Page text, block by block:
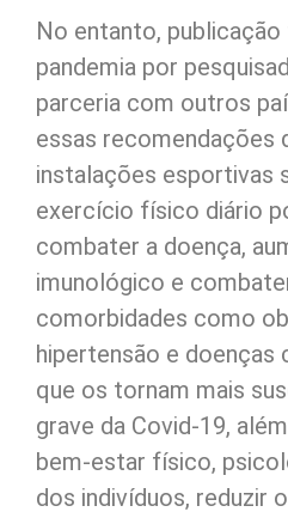
No entanto,
pandemia por
parceria com outros
essas recomendações
instalações esportivas
exercício físico diário
combater a doença,
imunológico e
comorbidades como
hipertensão e doenças
que os tornam mais
grave da Covid-19,
bem-estar físico,
dos indivíduos, reduzir